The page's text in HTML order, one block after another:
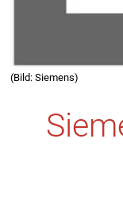
(Bild: Siemens)